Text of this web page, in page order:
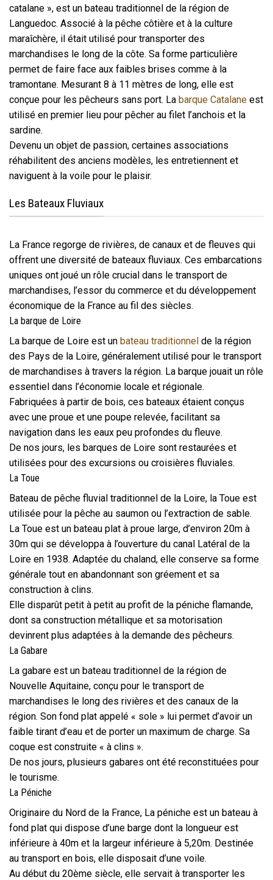
catalane », est un bateau traditionnel de la région de
Languedoc. Associé à la pêche côtière et à la culture
maraîchère, il était utilisé pour transporter des
marchandises le long de la côte. Sa forme particulière
permet de faire face aux faibles brises comme à la
tramontane. Mesurant 8 à 11 mètres de long, elle est
conçue pour les pêcheurs sans port. La barque Catalane est
utilisé en premier lieu pour pêcher au filet l’anchois et la
sardine.
Devenu un objet de passion, certaines associations
réhabilitent des anciens modèles, les entretiennent et
naviguent à la voile pour le plaisir.
Les Bateaux Fluviaux
La France regorge de rivières, de canaux et de fleuves qui
offrent une diversité de bateaux fluviaux. Ces embarcations
uniques ont joué un rôle crucial dans le transport de
marchandises, l’essor du commerce et du développement
économique de la France au fil des siècles.
La barque de Loire
La barque de Loire est un bateau traditionnel de la région
des Pays de la Loire, généralement utilisé pour le transport
de marchandises à travers la région. La barque jouait un rôle
essentiel dans l’économie locale et régionale.
Fabriquées à partir de bois, ces bateaux étaient conçus
avec une proue et une poupe relevée, facilitant sa
navigation dans les eaux peu profondes du fleuve.
De nos jours, les barques de Loire sont restaurées et
utilisées pour des excursions ou croisières fluviales.
La Toue
Bateau de pêche fluvial traditionnel de la Loire, la Toue est
utilisée pour la pêche au saumon ou l’extraction de sable.
La Toue est un bateau plat à proue large, d’environ 20m à
30m qui se développa à l’ouverture du canal Latéral de la
Loire en 1938. Adaptée du chaland, elle conserve sa forme
générale tout en abandonnant son gréement et sa
construction à clins.
Elle disparût petit à petit au profit de la péniche flamande,
dont sa construction métallique et sa motorisation
devinrent plus adaptées à la demande des pêcheurs.
La Gabare
La gabare est un bateau traditionnel de la région de
Nouvelle Aquitaine, conçu pour le transport de
marchandises le long des rivières et des canaux de la
région. Son fond plat appelé « sole » lui permet d’avoir un
faible tirant d’eau et de porter un maximum de charge. Sa
coque est construite « à clins ».
De nos jours, plusieurs gabares ont été reconstituées pour
le tourisme.
La Péniche
Originaire du Nord de la France, La péniche est un bateau à
fond plat qui dispose d’une barge dont la longueur est
inférieure à 40m et la largeur inférieure à 5,20m. Destinée
au transport en bois, elle disposait d’une voile.
Au début du 20ème siècle, elle servait à transporter les